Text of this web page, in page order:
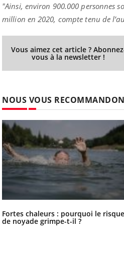
"Ainsi, environ 900.000 personnes
million en 2020, compte tenu de
Vous aimez cet article ?
vous à la newsletter !
NOUS VOUS
Fortes chaleurs : pourquoi le risque
de noyade grimpe-t-il ?